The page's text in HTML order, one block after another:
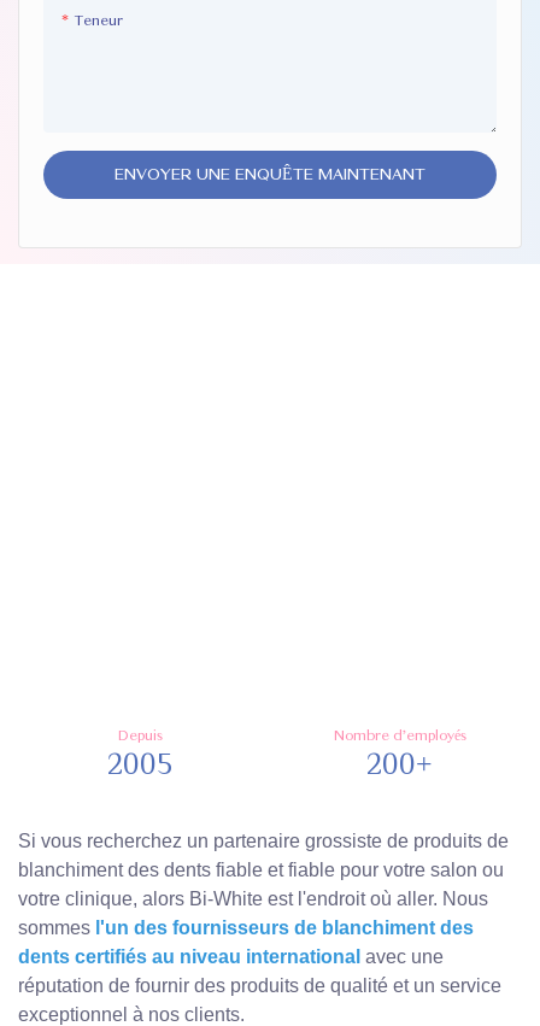
Teneur
ENVOYER UNE ENQUÊTE MAINTENANT
Depuis
2005
Nombre d'employés
200+
Si vous recherchez un partenaire grossiste de produits de
blanchiment des dents fiable et fiable pour votre salon ou
votre clinique, alors Bi-White est l'endroit où aller. Nous
sommes l'un des fournisseurs de blanchiment des
dents certifiés au niveau international avec une
réputation de fournir des produits de qualité et un service
exceptionnel à nos clients.